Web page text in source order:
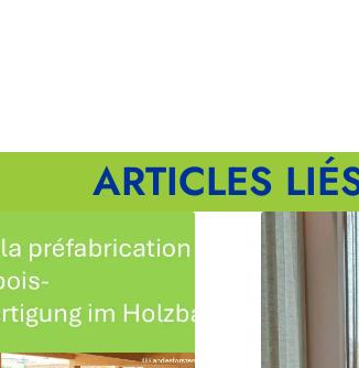
ARTICLES